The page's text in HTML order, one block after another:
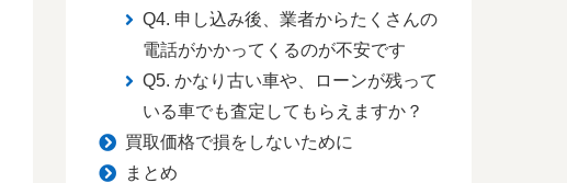
Q4. 申し込み後、業者からたくさんの
電話がかかってくるのが不安です
Q5. かなり古い車や、ローンが残って
いる車でも査定してもらえますか？
買取価格で損をしないために
まとめ